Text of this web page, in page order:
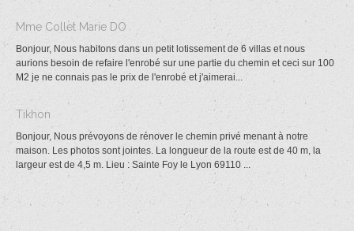
Mme Collet Marie DO
Bonjour, Nous habitons dans un petit lotissement de 6 villas et nous
aurions besoin de refaire l'enrobé sur une partie du chemin et ceci sur 100
M2 je ne connais pas le prix de l'enrobé et j'aimerai...
Tikhon
Bonjour, Nous prévoyons de rénover le chemin privé menant à notre
maison. Les photos sont jointes. La longueur de la route est de 40 m, la
largeur est de 4,5 m. Lieu : Sainte Foy le Lyon 69110 ...